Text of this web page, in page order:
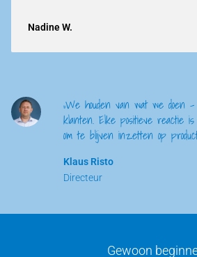
Nadine W.
„We houden van wat we doen
klanten. Elke positieve reactie
om te blijven inzetten op
Klaus Risto
Directeur
Gewoon